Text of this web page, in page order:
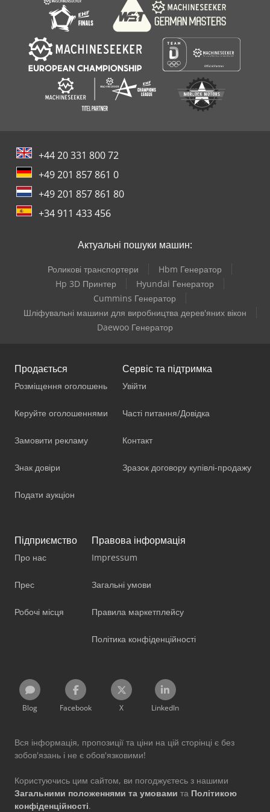
Claas Wm 20
+44 20 331 800 72
+49 201 857 861 0
+49 201 857 861 80
+34 911 433 456
Актуальні пошуки машин:
Роликові транспортери
Hbm Генератор
Hp 3D Принтер
Hyundai Генератор
Cummins Генератор
Шліфувальні машини для виробництва дерев'яних вікон
Daewoo Генератор
Продається
Розміщення оголошень
Керуйте оголошеннями
Замовити рекламу
Знак довіри
Подати аукціон
Сервіс та підтримка
Увійти
Часті питання/Довідка
Контакт
Зразок договору купівлі-продажу
Підприємство
Про нас
Прес
Робочі місця
Правова інформація
Impressum
Загальні умови
Правила маркетплейсу
Політика конфіденційності
Blog Facebook X LinkedIn
Вся інформація, пропозиції та ціни на цій сторінці є без
зобов'язань і не є обов'язковими!
Користуючись цим сайтом, ви погоджуєтесь з нашими
Загальними положеннями та умовами та Політикою
конфіденційності.